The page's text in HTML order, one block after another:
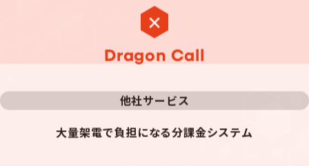
Dragon Call
他社サービス
大量架電で負担になる分課金システム